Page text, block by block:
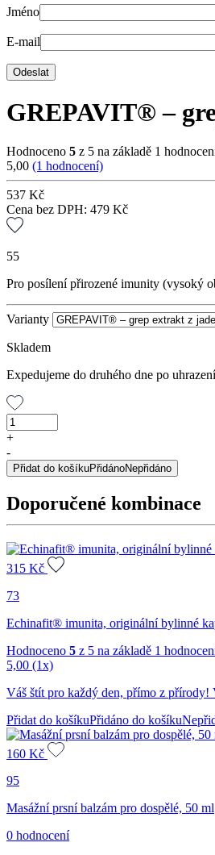
Jméno
E-mail
GREPAVIT® –
Hodnoceno 5 z 5 na základě 1
5,00 (1 hodnocení)
537 Kč
Cena bez DPH: 479 Kč
55
Pro posílení přirozené imunity (vysoký
Varianty
Skladem
Expedujeme do druhého dne po uhrazení
GREPAVIT®
–
extrakt
z
100
ml
+
-
Přidat do košíkuPřidánoNepřidáno
Doporučené kombinace
315 Kč
73
Echinafit® imunita, originální bylinné
Hodnoceno 5 z 5 na základě 1
5,00 (1x)
Váš štít pro každý den, přímo z přírody!
Přidat do košíkuPřidáno do košíku
160 Kč
95
Masážní prsní balzám pro dospělé, 50 ml
0 hodnocení